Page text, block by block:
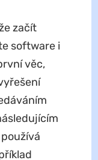
začít
software i
věc,